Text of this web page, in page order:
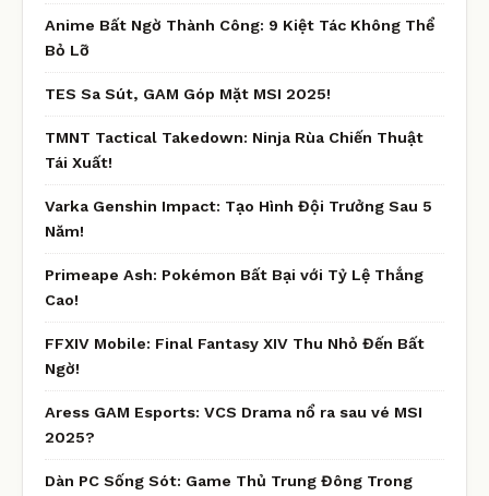
Anime Bất Ngờ Thành Công: 9 Kiệt Tác Không Thể
Bỏ Lỡ
TES Sa Sút, GAM Góp Mặt MSI 2025!
TMNT Tactical Takedown: Ninja Rùa Chiến Thuật
Tái Xuất!
Varka Genshin Impact: Tạo Hình Đội Trưởng Sau 5
Năm!
Primeape Ash: Pokémon Bất Bại với Tỷ Lệ Thắng
Cao!
FFXIV Mobile: Final Fantasy XIV Thu Nhỏ Đến Bất
Ngờ!
Aress GAM Esports: VCS Drama nổ ra sau vé MSI
2025?
Dàn PC Sống Sót: Game Thủ Trung Đông Trong